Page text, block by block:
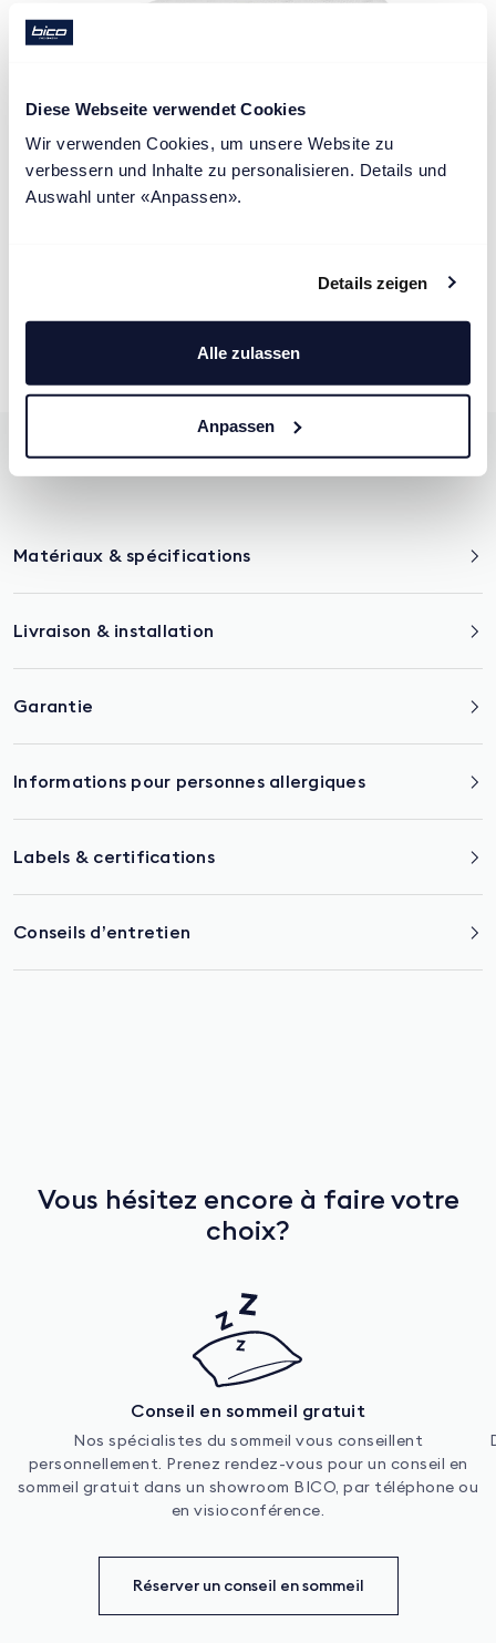
Diese Webseite verwendet Cookies
Wir verwenden Cookies, um unsere Website zu
verbessern und Inhalte zu personalisieren. Details und
Auswahl unter «Anpassen».
Details zeigen
Alle zulassen
Anpassen
Housse douce
Matériaux & spécifications
Livraison & installation
Garantie
Informations pour personnes allergiques
Labels & certifications
Conseils d’entretien
Vous hésitez encore à faire votre
choix?
Conseil en sommeil gratuit
Nos spécialistes du sommeil vous conseillent
personnellement. Prenez rendez-vous pour un conseil en
sommeil gratuit dans un showroom BICO, par téléphone ou
en visioconférence.
Réserver un conseil en sommeil